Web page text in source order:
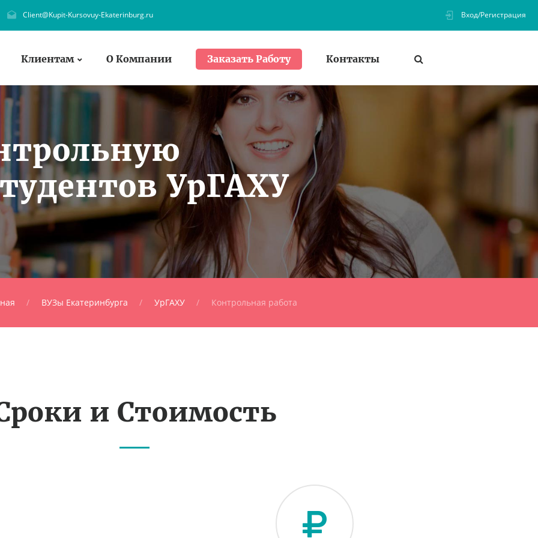
Client@Kupit-Kursovuy-Ekaterinburg.ru Вход/Регистрация
Клиентам О Компании Заказать Работу Контакты
УрГАХУ
ВУЗы Екатеринбурга УрГАХУ Контрольная работа
и Стоимость